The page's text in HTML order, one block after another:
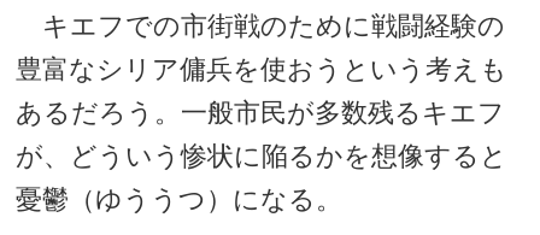
キエフでの市街戦のために戦闘経験の
豊富なシリア傭兵を使おうという考えも
あるだろう。一般市民が多数残るキエフ
が、どういう惨状に陥るかを想像すると
憂鬱（ゆううつ）になる。